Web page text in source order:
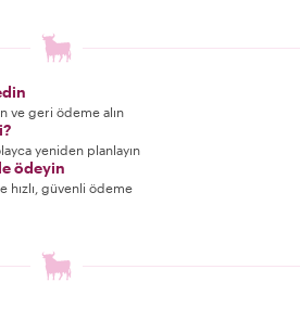
ve geri ödeme alın
yeniden planlayın
ödeyin
hızlı, güvenli ödeme